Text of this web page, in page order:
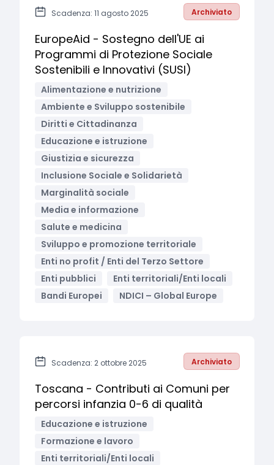
Scadenza: 11 agosto 2025 Archiviato
EuropeAid - Sostegno dell'UE ai
Programmi di Protezione Sociale
Sostenibili e Innovativi (SUSI)
Alimentazione e nutrizione
Ambiente e Sviluppo sostenibile
Diritti e Cittadinanza
Educazione e istruzione
Giustizia e sicurezza
Inclusione Sociale e Solidarietà
Marginalità sociale
Media e informazione
Salute e medicina
Sviluppo e promozione territoriale
Enti no profit / Enti del Terzo Settore
Enti pubblici
Enti territoriali/Enti locali
Bandi Europei
NDICI – Global Europe
Scadenza: 2 ottobre 2025 Archiviato
Toscana - Contributi ai Comuni per
percorsi infanzia 0-6 di qualità
Educazione e istruzione
Formazione e lavoro
Enti territoriali/Enti locali